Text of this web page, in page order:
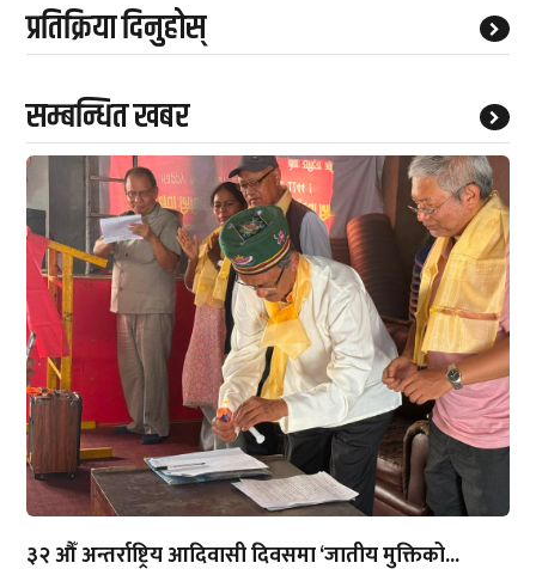
प्रतिक्रिया दिनुहोस्
सम्बन्धित खबर
३२ औँ अन्तर्राष्ट्रिय आदिवासी दिवसमा ‘जातीय मुक्तिको...